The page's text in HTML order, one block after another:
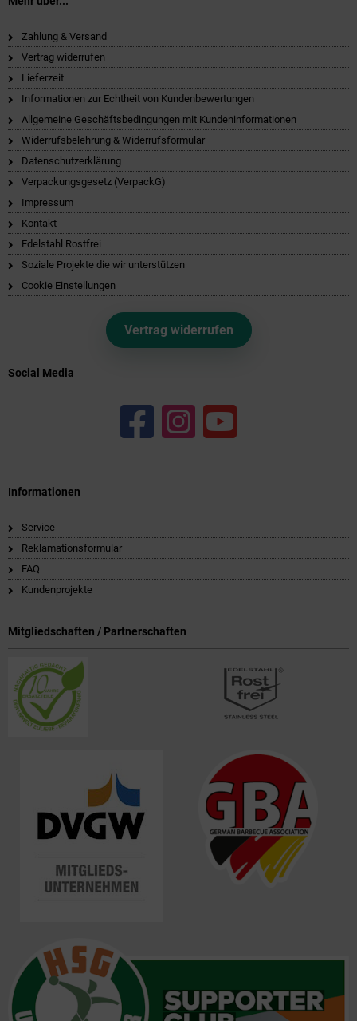
Zahlung & Versand
Vertrag widerrufen
Lieferzeit
Informationen zur Echtheit von Kundenbewertungen
Allgemeine Geschäftsbedingungen mit Kundeninformationen
Widerrufsbelehrung & Widerrufsformular
Datenschutzerklärung
Verpackungsgesetz (VerpackG)
Impressum
Kontakt
Edelstahl Rostfrei
Soziale Projekte die wir unterstützen
Cookie Einstellungen
Vertrag widerrufen
Social Media
Informationen
Service
Reklamationsformular
FAQ
Kundenprojekte
Mitgliedschaften / Partnerschaften